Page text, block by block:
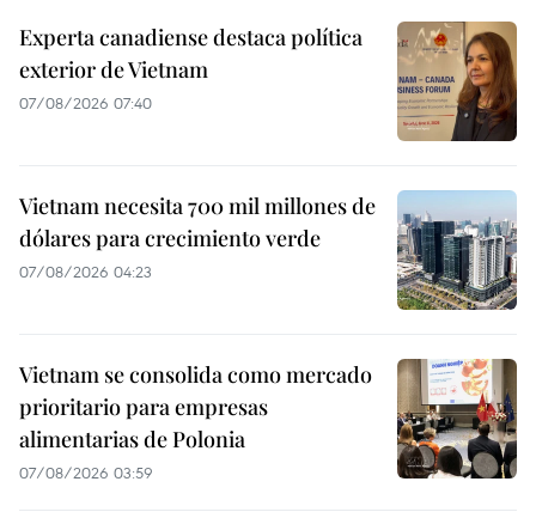
Experta canadiense destaca política
exterior de Vietnam
07/08/2026 07:40
Vietnam necesita 700 mil millones de
dólares para crecimiento verde
07/08/2026 04:23
Vietnam se consolida como mercado
prioritario para empresas
alimentarias de Polonia
07/08/2026 03:59